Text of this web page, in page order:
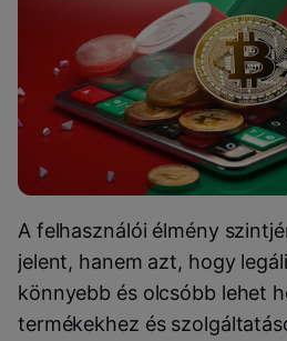
A felhasználói élmény
jelent, hanem azt, hogy
könnyebb és olcsóbb lehet
termékekhez és